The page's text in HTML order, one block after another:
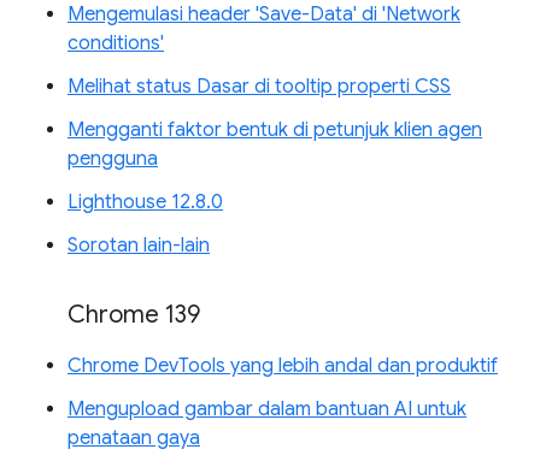
Mengemulasi header 'Save-Data' di 'Network
conditions'
Melihat status Dasar di tooltip properti CSS
Mengganti faktor bentuk di petunjuk klien agen
pengguna
Lighthouse 12.8.0
Sorotan lain-lain
Chrome 139
Chrome DevTools yang lebih andal dan produktif
Mengupload gambar dalam bantuan AI untuk
penataan gaya